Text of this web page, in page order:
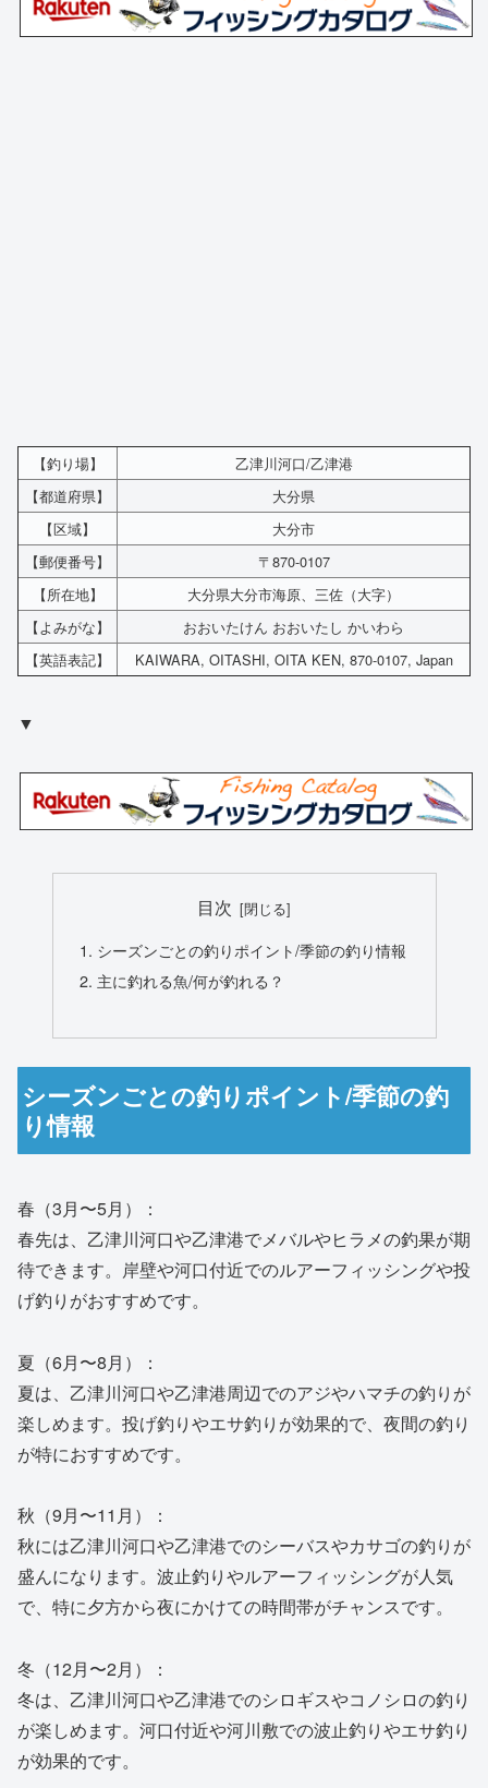
【釣り場】
乙津川河口/乙津港
【都道府県】
大分県
【区域】
大分市
【郵便番号】
〒870-0107
【所在地】
大分県大分市海原、三佐（大字）
【よみがな】
おおいたけん おおいたし かいわら
【英語表記】
KAIWARA, OITASHI, OITA KEN, 870-0107, Japan
▼
目次
シーズンごとの釣りポイント/季節の釣り情報
主に釣れる魚/何が釣れる？
シーズンごとの釣りポイント/季節の釣
り情報
春（3月〜5月）：
春先は、乙津川河口や乙津港でメバルやヒラメの釣果が期
待できます。岸壁や河口付近でのルアーフィッシングや投
げ釣りがおすすめです。
夏（6月〜8月）：
夏は、乙津川河口や乙津港周辺でのアジやハマチの釣りが
楽しめます。投げ釣りやエサ釣りが効果的で、夜間の釣り
が特におすすめです。
秋（9月〜11月）：
秋には乙津川河口や乙津港でのシーバスやカサゴの釣りが
盛んになります。波止釣りやルアーフィッシングが人気
で、特に夕方から夜にかけての時間帯がチャンスです。
冬（12月〜2月）：
冬は、乙津川河口や乙津港でのシロギスやコノシロの釣り
が楽しめます。河口付近や河川敷での波止釣りやエサ釣り
が効果的です。